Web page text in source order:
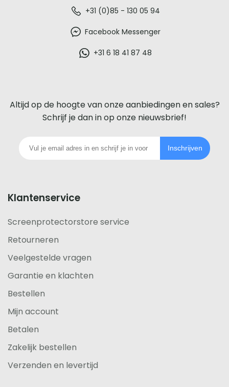
voor
iedere
telefoon
+31 (0)85 - 130 05 94
Facebook Messenger
+31 6 18 41 87 48
Altijd op de hoogte van onze aanbiedingen en sales?
Schrijf je dan in op onze nieuwsbrief!
Inschrijven
Klantenservice
Screenprotectorstore service
Retourneren
Veelgestelde vragen
Garantie en klachten
Bestellen
Mijn account
Betalen
Zakelijk bestellen
Verzenden en levertijd